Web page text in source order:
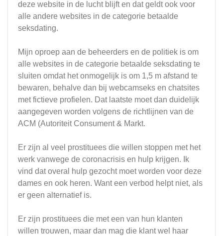
deze website in de lucht blijft en dat geldt ook voor
alle andere websites in de categorie betaalde
seksdating.
Mijn oproep aan de beheerders en de politiek is om
alle websites in de categorie betaalde seksdating te
sluiten omdat het onmogelijk is om 1,5 m afstand te
bewaren, behalve dan bij webcamseks en chatsites
met fictieve profielen. Dat laatste moet dan duidelijk
aangegeven worden volgens de richtlijnen van de
ACM (Autoriteit Consument & Markt.
Er zijn al veel prostituees die willen stoppen met het
werk vanwege de coronacrisis en hulp krijgen. Ik
vind dat overal hulp gezocht moet worden voor deze
dames en ook heren. Want een verbod helpt niet, als
er geen alternatief is.
Er zijn prostituees die met een van hun klanten
willen trouwen, maar dan mag die klant wel haar